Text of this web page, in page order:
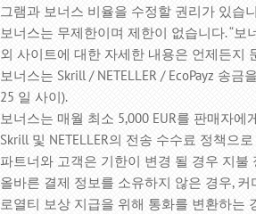
그램과 보너스 비율을 수정할 권리가 있습
보너스는 무제한이며 제한이 없습니다.“보
외 사이트에 대한 자세한 내용은 언제든지
보너스는 Skrill / NETELLER / EcoPayz 송
25 일 사이).
보너스는 매월 최소 5,000 EUR를 판매자
Skrill 및 NETELLER의 전송 수수료 정책으
파트너와 고객은 기한이 변경 될 경우 지
올바른 결제 정보를 소유하지 않은 경우,
로열티 보상 지급을 위해 통화를 변환하는